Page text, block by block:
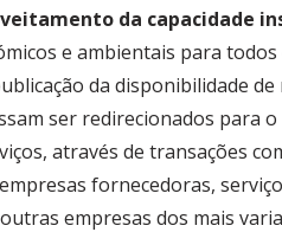
da capacidade
e ambientais para
da disponibilidade
ser redirecionados para o
através de transações
fornecedoras,
empresas dos mais